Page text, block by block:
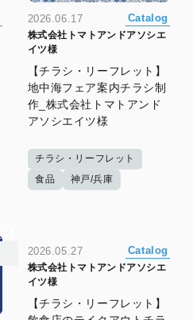
2026.06.17 Catalog
株式会社トマトアンドアソシエ
イツ様
【チラシ・リーフレット】
地中海フェア案内チラシ制
作_株式会社トマトアンド
アソシエイツ様
チラシ・リーフレット
食品
神戸/兵庫
2026.05.27 Catalog
株式会社トマトアンドアソシエ
イツ様
【チラシ・リーフレット】